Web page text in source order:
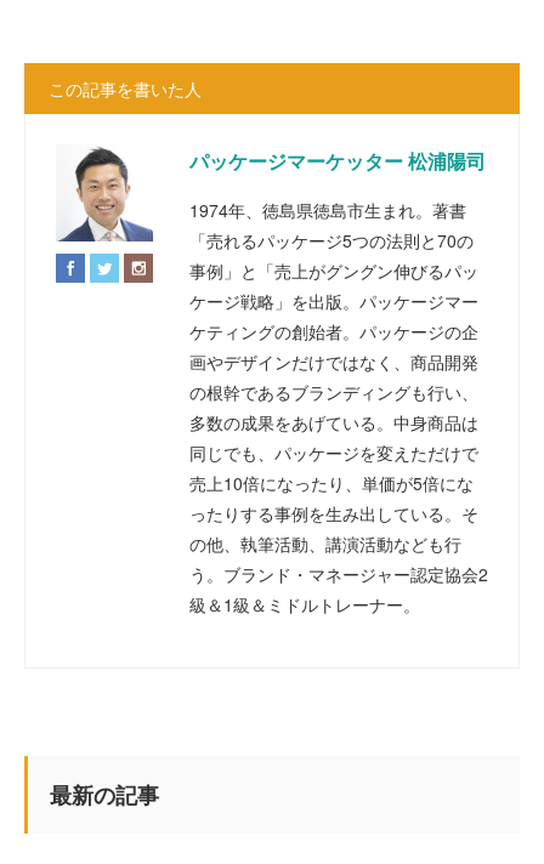
この記事を書いた人
パッケージマーケッター 松浦陽司
1974年、徳島県徳島市生まれ。著書
「売れるパッケージ5つの法則と70の
事例」と「売上がグングン伸びるパッ
ケージ戦略」を出版。パッケージマー
ケティングの創始者。パッケージの企
画やデザインだけではなく、商品開発
の根幹であるブランディングも行い、
多数の成果をあげている。中身商品は
同じでも、パッケージを変えただけで
売上10倍になったり、単価が5倍にな
ったりする事例を生み出している。そ
の他、執筆活動、講演活動なども行
う。ブランド・マネージャー認定協会2
級＆1級＆ミドルトレーナー。
最新の記事